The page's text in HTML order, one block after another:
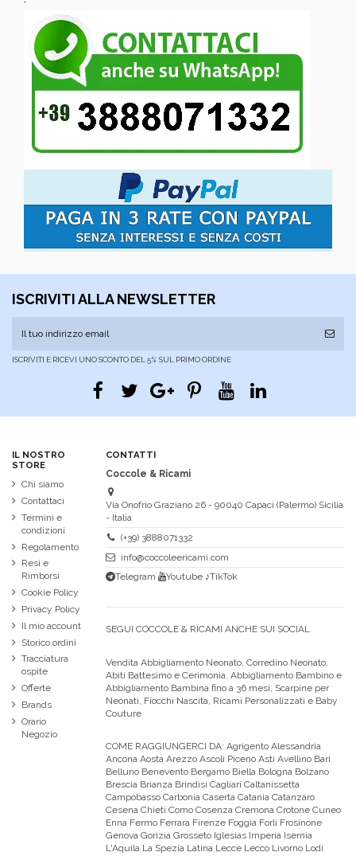
ISCRIVITI ALLA NEWSLETTER
ISCRIVITI E RICEVI UNO SCONTO DEL 5% SUL PRIMO ORDINE
IL NOSTRO
STORE
Chi siamo
Contattaci
Termini e
condizioni
Regolamento
Resi e
Rimborsi
Cookie Policy
Privacy Policy
Il mio account
Storico ordini
Tracciatura
ospite
Offerte
Brands
Orario
Negozio
CONTATTI
Coccole & Ricami
Via Onofrio Graziano 26 - 90040 Capaci (Palermo) Sicilia
- Italia
(+39) 3888071332
info@coccoleericami.com
Telegram
Youtube ♪TikTok
SEGUI COCCOLE & RICAMI ANCHE SUI SOCIAL
Vendita Abbigliamento Neonato, Corredino Neonato,
Abiti Battesimo e Cerimonia, Abbigliamento Bambino e
Abbigliamento Bambina fino a 36 mesi, Scarpine per
Neonati, Fiocchi Nascita, Ricami Personalizzati e Baby
Couture
COME RAGGIUNGERCI DA: Agrigento Alessandria
Ancona Aosta Arezzo Ascoli Piceno Asti Avellino Bari
Belluno Benevento Bergamo Biella Bologna Bolzano
Brescia Brianza Brindisi Cagliari Caltanissetta
Campobasso Carbonia Caserta Catania Catanzaro
Cesena Chieti Como Cosenza Cremona Crotone Cuneo
Enna Fermo Ferrara Firenze Foggia Forli Frosinone
Genova Gorizia Grosseto Iglesias Imperia Isernia
L'Aquila La Spezia Latina Lecce Lecco Livorno Lodi